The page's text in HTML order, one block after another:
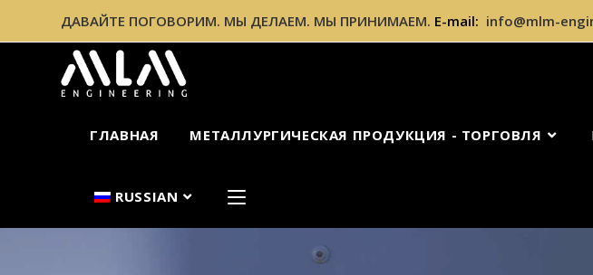
ДАВАЙТЕ ПОГОВОРИМ. МЫ ДЕЛАЕМ. МЫ ПРИНИМАЕМ. E-mail: info@mlm-
ГЛАВНАЯ МЕТАЛЛУРГИЧЕСКАЯ ПРОДУКЦИЯ - ТОРГОВЛЯ
RUSSIAN